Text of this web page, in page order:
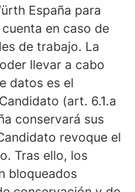
España para
en caso de
de trabajo. La
llevar a cabo
datos es el
(art. 6.1.a
conservará sus
revoque el
Tras ello, los
bloqueados